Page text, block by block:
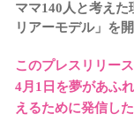
ママ140人と考え
リアーモデル」を開
このプレスリリー
4月1日を夢があふ
えるために発信した